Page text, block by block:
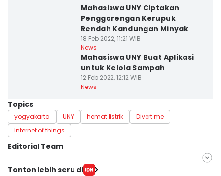
Mahasiswa UNY Ciptakan
Penggorengan Kerupuk
Rendah Kandungan Minyak
18 Feb 2022, 11:21 WIB
News
Mahasiswa UNY Buat Aplikasi
untuk Kelola Sampah
12 Feb 2022, 12:12 WIB
News
Topics
yogyakarta UNY hemat listrik
Divert me
Internet of things
Editorial Team
Editor
Tonton lebih seru di